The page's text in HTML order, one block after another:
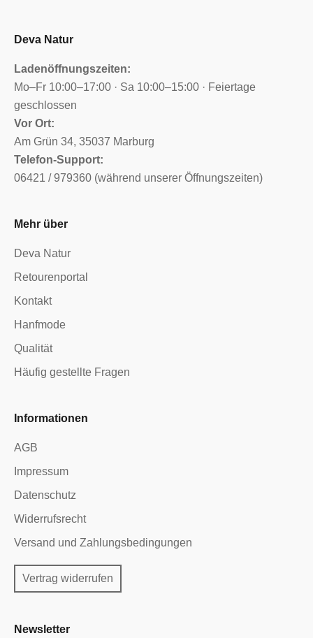
Deva Natur
Ladenöffnungszeiten:
Mo–Fr 10:00–17:00 · Sa 10:00–15:00 · Feiertage
geschlossen
Vor Ort:
Am Grün 34, 35037 Marburg
Telefon-Support:
06421 / 979360 (während unserer Öffnungszeiten)
Mehr über
Deva Natur
Retourenportal
Kontakt
Hanfmode
Qualität
Häufig gestellte Fragen
Informationen
AGB
Impressum
Datenschutz
Widerrufsrecht
Versand und Zahlungsbedingungen
Vertrag widerrufen
Newsletter